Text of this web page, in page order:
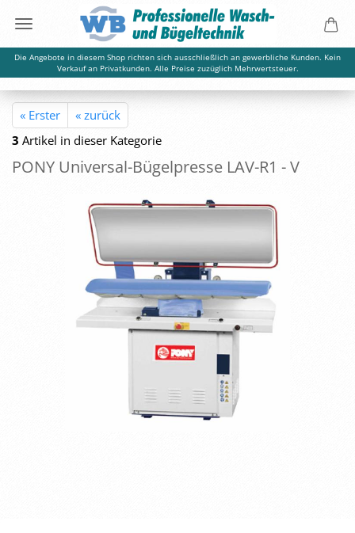
Die Angebote in diesem Shop richten sich ausschließlich an gewerbliche Kunden. Kein
Verkauf an Privatkunden. Alle Preise zuzüglich Mehrwertsteuer.
« Erster
« zurück
3 Artikel in dieser Kategorie
PONY Universal-​Bügelpresse LAV-​R1 - V